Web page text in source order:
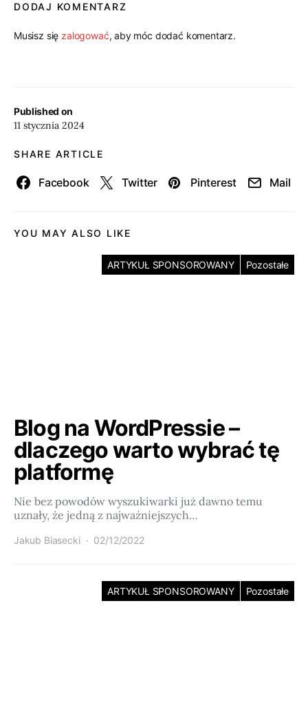
Published on
11 stycznia 2024
SHARE ARTICLE
Facebook Twitter Pinterest Mail
DODAJ KOMENTARZ
Musisz się zalogować, aby móc dodać komentarz.
YOU MAY ALSO LIKE
ARTYKUŁ SPONSOROWANY Pozostałe
Blog na WordPressie –
dlaczego warto wybrać tę
platformę
Nie bez powodów wyszukiwarki już dawno temu
uznały, że jedną z najważniejszych…
Jakub Biasecki 02/12/2022
ARTYKUŁ SPONSOROWANY Pozostałe